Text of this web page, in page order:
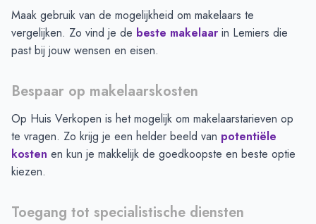
Maak gebruik van de mogelijkheid om makelaars te
vergelijken. Zo vind je de beste makelaar in Lemiers die
past bij jouw wensen en eisen.
Bespaar op makelaarskosten
Op Huis Verkopen is het mogelijk om makelaarstarieven op
te vragen. Zo krijg je een helder beeld van potentiële
kosten en kun je makkelijk de goedkoopste en beste optie
kiezen.
Toegang tot specialistische diensten